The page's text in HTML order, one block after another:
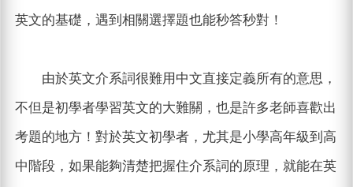
英文的基礎，遇到相關選擇題也能秒答秒對！
由於英文介系詞很難用中文直接定義所有的意思，
不但是初學者學習英文的大難關，也是許多老師喜歡出
考題的地方！對於英文初學者，尤其是小學高年級到高
中階段，如果能夠清楚把握住介系詞的原理，就能在英